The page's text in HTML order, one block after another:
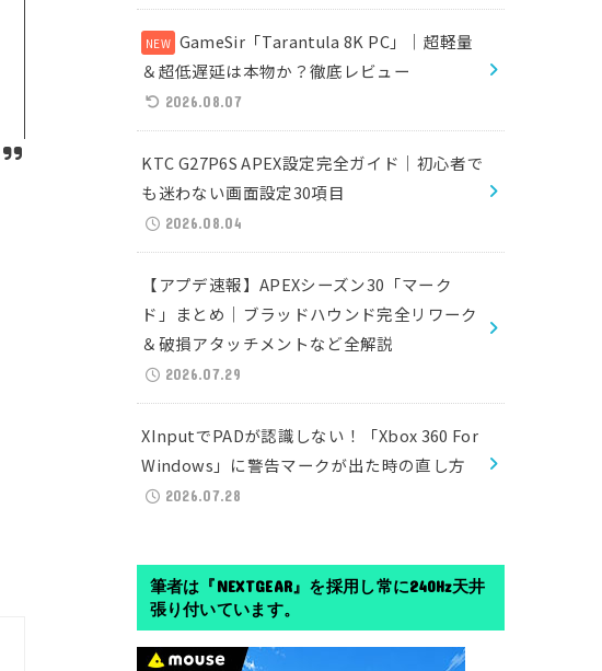
GameSir「Tarantula 8K PC」｜超軽量
＆超低遅延は本物か？徹底レビュー
2026.08.07
KTC G27P6S APEX設定完全ガイド｜初心者で
も迷わない画面設定30項目
2026.08.04
【アプデ速報】APEXシーズン30「マーク
ド」まとめ｜ブラッドハウンド完全リワーク
＆破損アタッチメントなど全解説
2026.07.29
XInputでPADが認識しない！「Xbox 360 For
Windows」に警告マークが出た時の直し方
2026.07.28
筆者は『NEXTGEAR』を採用し常に240Hz天井
張り付いています。